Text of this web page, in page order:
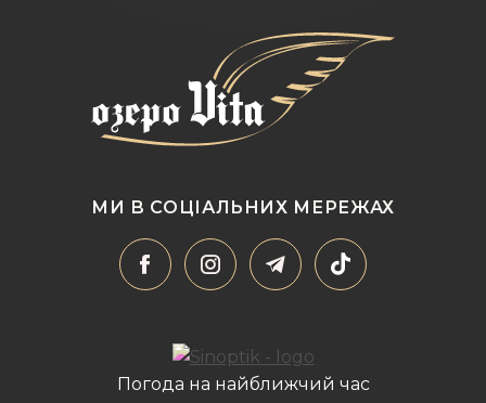
МИ В СОЦІАЛЬНИХ МЕРЕЖАХ
Погода на найближчий час